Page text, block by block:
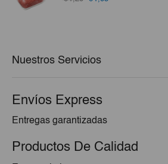
Nuestros Servicios
Envíos Express
Entregas garantizadas
Productos De Calidad